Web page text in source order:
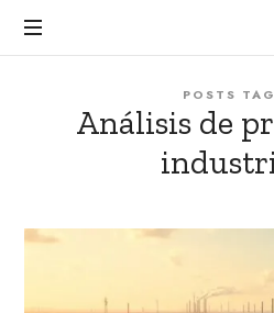
POSTS
Análisis de